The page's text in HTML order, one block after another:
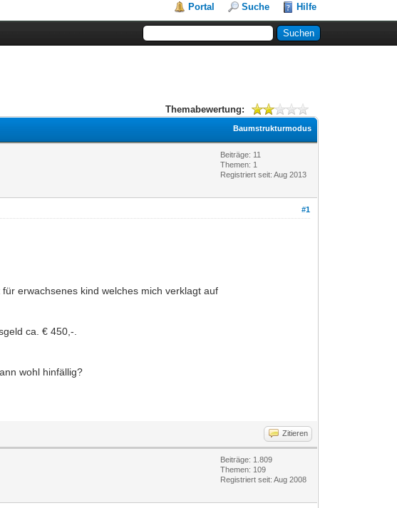
Portal Suche Hilfe
Themabewertung:
Baumstrukturmodus
Beiträge: 11
Themen: 1
Registriert seit: Aug 2013
#1
erwachsenes kind welches mich verklagt auf
ca. € 450,-.
wohl hinfällig?
Zitieren
Beiträge: 1.809
Themen: 109
Registriert seit: Aug 2008